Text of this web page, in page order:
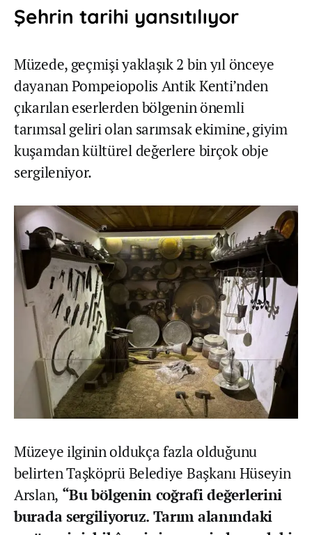
Şehrin tarihi yansıtılıyor
Müzede, geçmişi yaklaşık 2 bin yıl önceye
dayanan Pompeiopolis Antik Kenti’nden
çıkarılan eserlerden bölgenin önemli
tarımsal geliri olan sarımsak ekimine, giyim
kuşamdan kültürel değerlere birçok obje
sergileniyor.
Müzeye ilginin oldukça fazla olduğunu
belirten Taşköprü Belediye Başkanı Hüseyin
Arslan, “Bu bölgenin coğrafi değerlerini
burada sergiliyoruz. Tarım alanındaki